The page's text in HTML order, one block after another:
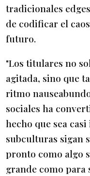
tradicionales
de codificar el
futuro.
"Los titulares no
agitada, sino que
ritmo
sociales ha
hecho que sea
subculturas sigan
pronto como algo
grande como para